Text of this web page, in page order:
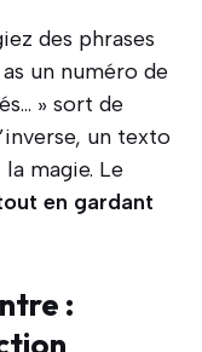
des phrases
un numéro de
» sort de
un texto
magie. Le
en gardant
: